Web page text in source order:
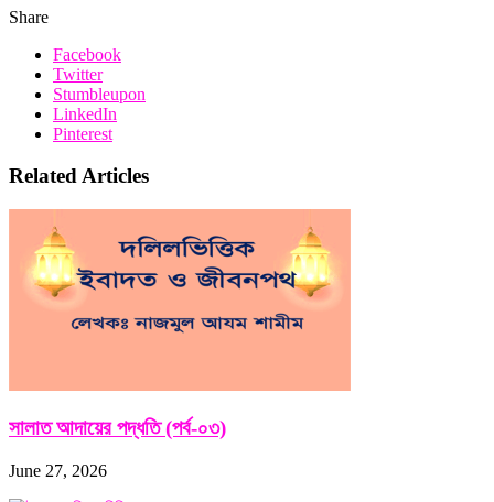
Share
Facebook
Twitter
Stumbleupon
LinkedIn
Pinterest
Related Articles
সালাত আদায়ের পদ্ধতি (পর্ব-০৩)
June 27, 2026